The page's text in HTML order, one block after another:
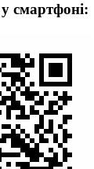
смартфоні: